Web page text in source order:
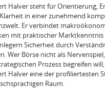
Halver steht für Orientierung,
in einer zunehmend
Er verbindet
mit praktischer
Sicherheit durch
Wer Börse nicht als
Prozess begreifen
Halver eine der profiliertesten
Raum.